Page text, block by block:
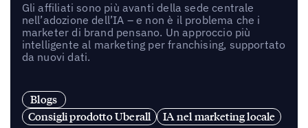
Gli affiliati sono più avanti della sede centrale
nell’adozione dell’IA – e non è il problema che i
marketer di brand pensano. Un approccio più
intelligente al marketing per franchising, supportato
da nuovi dati.
Blogs
Consigli prodotto Uberall
IA nel marketing locale